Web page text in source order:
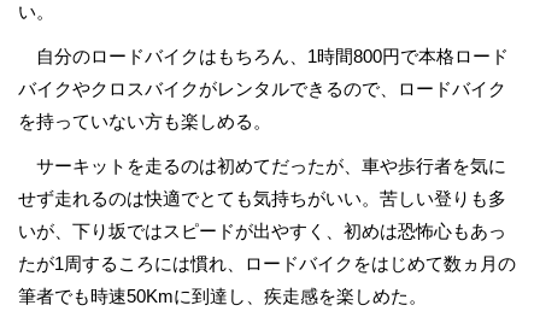
い。
自分のロードバイクはもちろん、1時間800円で本格ロード
バイクやクロスバイクがレンタルできるので、ロードバイク
を持っていない方も楽しめる。
サーキットを走るのは初めてだったが、車や歩行者を気に
せず走れるのは快適でとても気持ちがいい。苦しい登りも多
いが、下り坂ではスピードが出やすく、初めは恐怖心もあっ
たが1周するころには慣れ、ロードバイクをはじめて数ヵ月の
筆者でも時速50Kmに到達し、疾走感を楽しめた。